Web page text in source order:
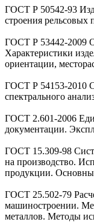
ГОСТ Р 50542-93
строения рельсовых
ГОСТ Р 53442-2009
Характеристики
ориентации,
ГОСТ Р 54153-2010
спектрального
ГОСТ 2.601-2006
документации.
ГОСТ 15.309-98
на производство.
продукции.
ГОСТ 25.502-79
машиностроении.
металлов. Методы